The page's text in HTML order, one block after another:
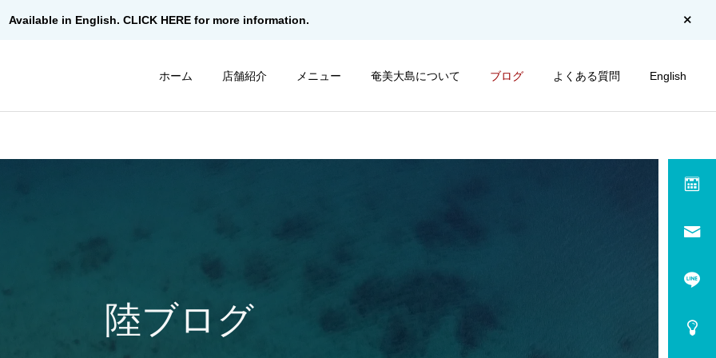
Available in English. CLICK HERE for more information.
ホーム 店舗紹介 メニュー 奄美大島について ブログ よくある質問 English
陸ブログ